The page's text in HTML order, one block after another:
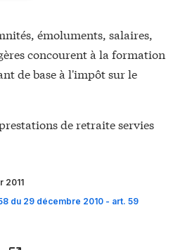
émoluments, salaires,
concourent à la formation
de base à l'impôt sur le
de retraite servies
2011
du 29 décembre 2010 - art. 59